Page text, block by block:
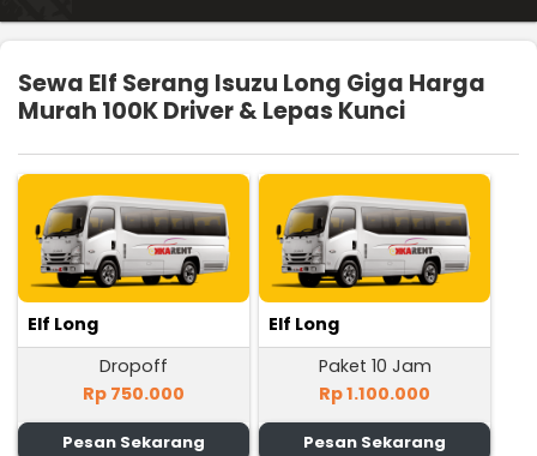
Sewa Elf Serang Isuzu Long Giga Harga
Murah 100K Driver & Lepas Kunci
Elf Long
Dropoff
Rp 750.000
Pesan Sekarang
Elf Long
Paket 10 Jam
Rp 1.100.000
Pesan Sekarang